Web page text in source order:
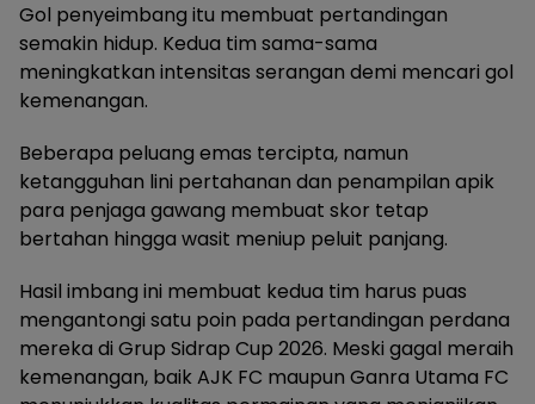
Gol penyeimbang itu membuat pertandingan
semakin hidup. Kedua tim sama-sama
meningkatkan intensitas serangan demi mencari gol
kemenangan.
Beberapa peluang emas tercipta, namun
ketangguhan lini pertahanan dan penampilan apik
para penjaga gawang membuat skor tetap
bertahan hingga wasit meniup peluit panjang.
Hasil imbang ini membuat kedua tim harus puas
mengantongi satu poin pada pertandingan perdana
mereka di Grup Sidrap Cup 2026. Meski gagal meraih
kemenangan, baik AJK FC maupun Ganra Utama FC